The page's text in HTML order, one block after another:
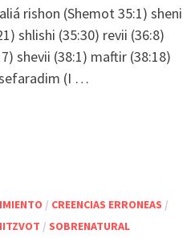
rishon (Shemot 35:1) sheni
shlishi (35:30) revii (36:8)
shevii (38:1) maftir (38:18)
(I …
/ CREENCIAS ERRONEAS /
/ SOBRENATURAL